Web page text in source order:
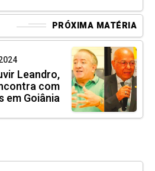
PRÓXIMA MATÉRIA
Leandro,
com
em Goiânia